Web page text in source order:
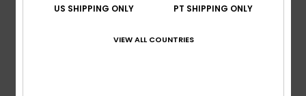
Demasiado grande
US SHIPPING ONLY PT SHIPPING ONLY
VIEW ALL COUNTRIES